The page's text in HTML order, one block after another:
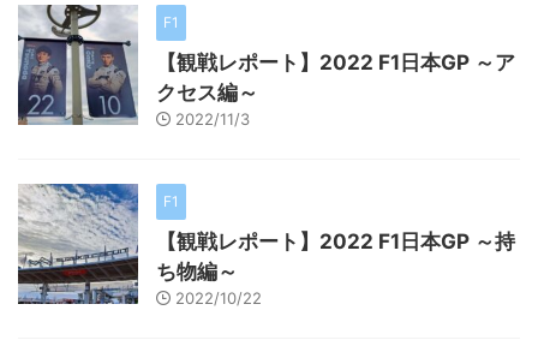
F1
【観戦レポート】2022 F1日本GP ～ア
クセス編～
2022/11/3
F1
【観戦レポート】2022 F1日本GP ～持
ち物編～
2022/10/22